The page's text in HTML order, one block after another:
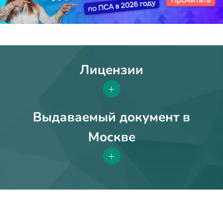
Лицензии
+
Выдаваемый документ в
Москве
+